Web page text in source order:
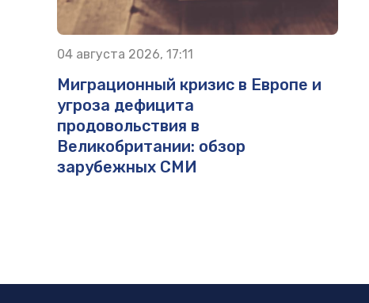
04 августа 2026, 17:11
Миграционный кризис в Европе и
угроза дефицита
продовольствия в
Великобритании: обзор
зарубежных СМИ